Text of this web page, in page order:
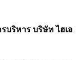
บริหาร บริษัท ไฮเอ